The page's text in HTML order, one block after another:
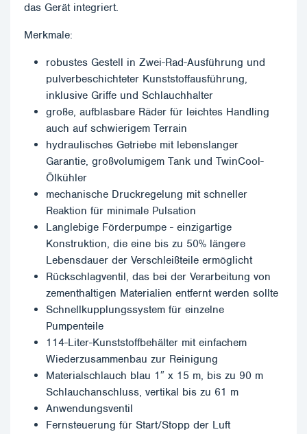
das Gerät integriert.
Merkmale:
robustes Gestell in Zwei-Rad-Ausführung und
pulverbeschichteter Kunststoffausführung,
inklusive Griffe und Schlauchhalter
große, aufblasbare Räder für leichtes Handling
auch auf schwierigem Terrain
hydraulisches Getriebe mit lebenslanger
Garantie, großvolumigem Tank und TwinCool-
Ölkühler
mechanische Druckregelung mit schneller
Reaktion für minimale Pulsation
Langlebige Förderpumpe - einzigartige
Konstruktion, die eine bis zu 50% längere
Lebensdauer der Verschleißteile ermöglicht
Rückschlagventil, das bei der Verarbeitung von
zementhaltigen Materialien entfernt werden sollte
Schnellkupplungssystem für einzelne
Pumpenteile
114-Liter-Kunststoffbehälter mit einfachem
Wiederzusammenbau zur Reinigung
Materialschlauch blau 1″ x 15 m, bis zu 90 m
Schlauchanschluss, vertikal bis zu 61 m
Anwendungsventil
Fernsteuerung für Start/Stopp der Luft